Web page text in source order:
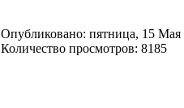
Опубликовано: пятница, 15 Мая
Количество просмотров: 8185